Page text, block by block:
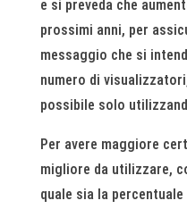
e si preveda che
prossimi anni, per
messaggio che si
numero di
possibile solo
Per avere maggiore
migliore da utilizzare,
quale sia la